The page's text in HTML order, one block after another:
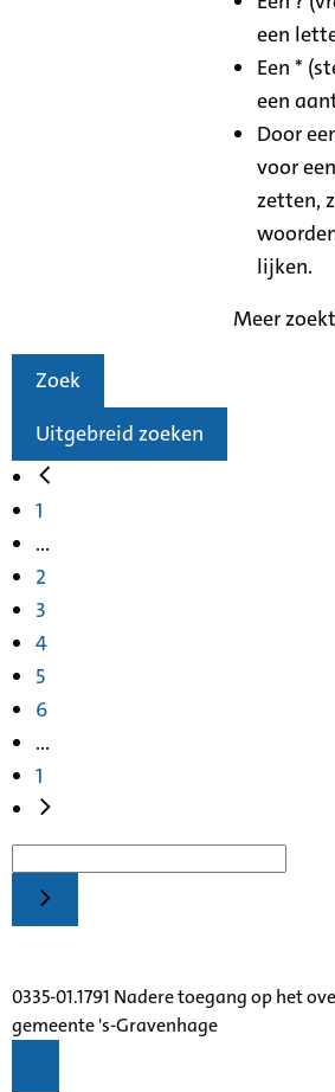
een
Een *
een
Door
voor
zetten,
lijken.
Meer
Zoek
Uitgebreid zoeken
1
...
2
3
4
5
6
...
1
0335-01.1791 Nadere toegang op het
gemeente 's-Gravenhage